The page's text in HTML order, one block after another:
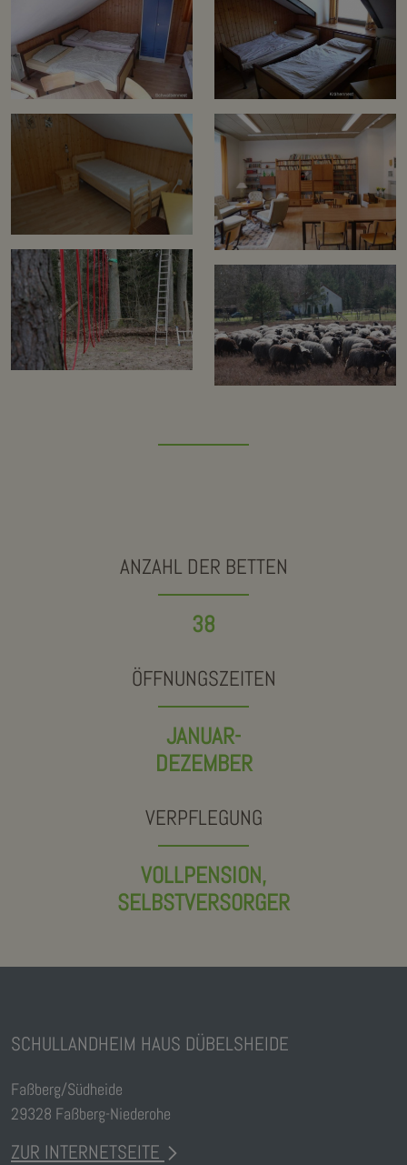
ANZAHL DER BETTEN
38
ÖFFNUNGSZEITEN
JANUAR-
DEZEMBER
VERPFLEGUNG
VOLLPENSION,
SELBSTVERSORGER
SCHULLANDHEIM HAUS DÜBELSHEIDE
Faßberg/Südheide
29328 Faßberg-Niederohe
ZUR INTERNETSEITE